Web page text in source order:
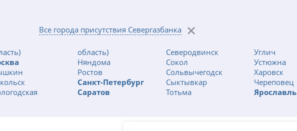
Все города присутствия Севергазбанка
область)
Няндома
Ростов
Санкт-Петербург
Саратов
Северодвинск
Сокол
Сольвычегодск
Сыктывкар
Тотьма
Углич
Устюжна
Харовск
Череповец
Ярославль